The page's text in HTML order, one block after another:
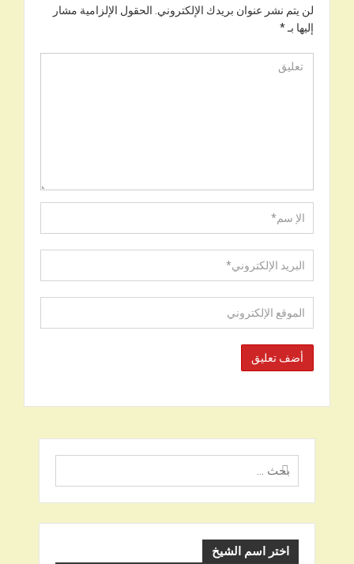
لن يتم نشر عنوان بريدك الإلكتروني. الحقول الإلزامية مشار
إليها بـ*
البحث
عن
اختر اسم الشيخ